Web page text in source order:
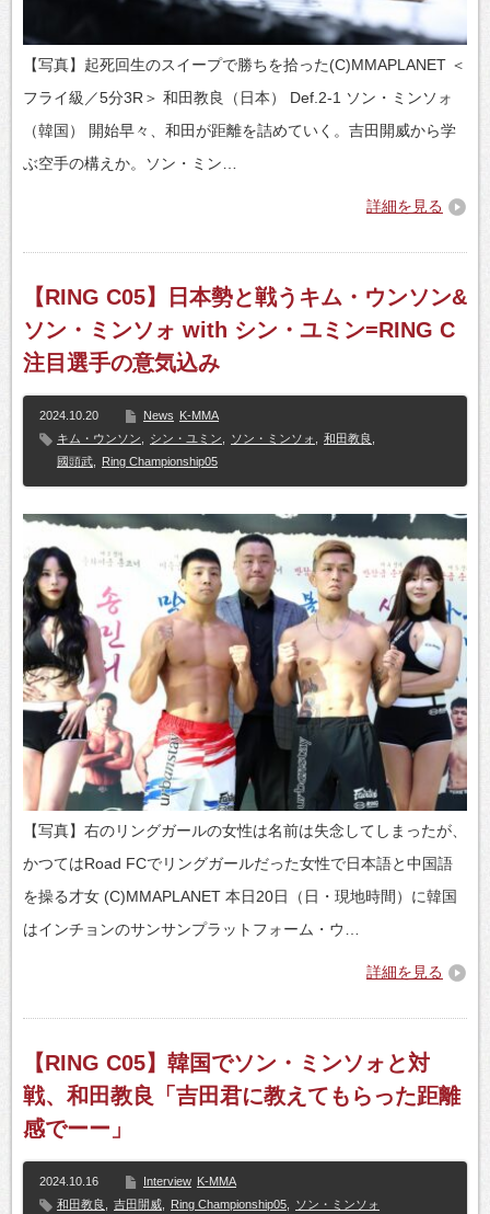
【写真】起死回生のスイープで勝ちを拾った(C)MMAPLANET ＜
フライ級／5分3R＞ 和田教良（日本） Def.2-1 ソン・ミンソォ
（韓国） 開始早々、和田が距離を詰めていく。吉田開威から学
ぶ空手の構えか。ソン・ミン…
詳細を見る
【RING C05】日本勢と戦うキム・ウンソン&
ソン・ミンソォ with シン・ユミン=RING C
注目選手の意気込み
2024.10.20 News K-MMA
キム・ウンソン
シン・ユミン ソン・ミンソォ 和田教良
國頭武
Ring Championship05
【写真】右のリングガールの女性は名前は失念してしまったが、
かつてはRoad FCでリングガールだった女性で日本語と中国語
を操る才女 (C)MMAPLANET 本日20日（日・現地時間）に韓国
はインチョンのサンサンプラットフォーム・ウ…
詳細を見る
【RING C05】韓国でソン・ミンソォと対
戦、和田教良「吉田君に教えてもらった距離
感でーー」
2024.10.16 Interview K-MMA
和田教良
吉田開威 Ring Championship05 ソン・ミンソォ